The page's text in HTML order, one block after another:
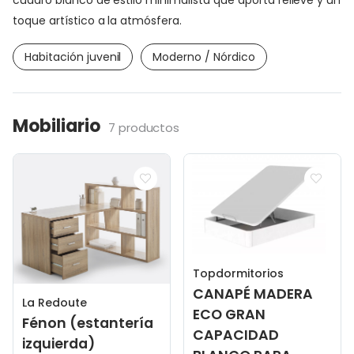
toque artístico a la atmósfera.
Habitación juvenil Moderno / Nórdico
Mobiliario 7 productos
La Redoute
Fénon (estantería
izquierda)
Topdormitorios
CANAPÉ MADERA
ECO GRAN
CAPACIDAD